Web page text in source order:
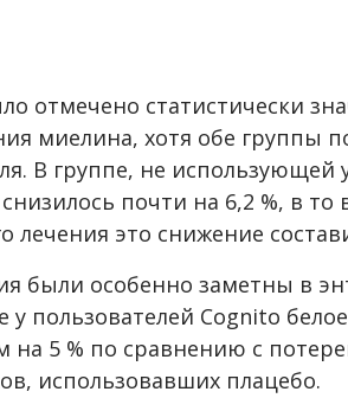
отмечено статистически
миелина, хотя обе группы
В группе, не использующей
почти на 6,2 %, в то
лечения это снижение
были особенно заметны в
у пользователей Cognito
на 5 % по сравнению с
использовавших плацебо.